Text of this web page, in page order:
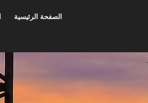
الصفحة الرئيسية